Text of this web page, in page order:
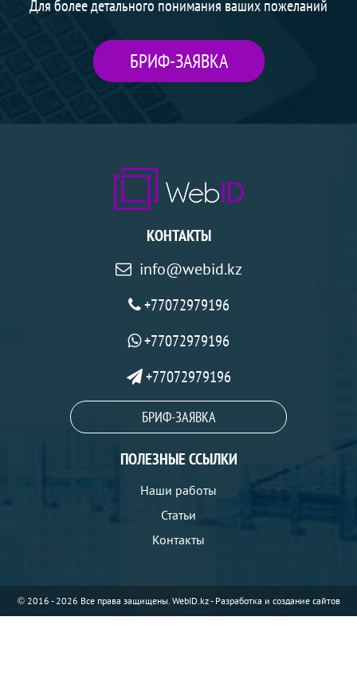
Для более детального понимания ваших пожеланий
БРИФ-ЗАЯВКА
КОНТАКТЫ
info@webid.kz
+77072979196
+77072979196
+77072979196
БРИФ-ЗАЯВКА
ПОЛЕЗНЫЕ ССЫЛКИ
Наши работы
Статьи
Контакты
© 2016 - 2026 Все права защищены. WebID.kz - Разработка и создание сайтов